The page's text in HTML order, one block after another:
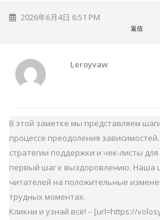
2026年6月4日 6:51 PM
返信
Leroyvaw
В этой заметке мы представляем
процессе преодоления
стратегии поддержки и чек-листы
первый шаг к выздоровлению. Наша
читателей на положительные
трудных моментах.
Кликни и узнай всё! – [url=https://